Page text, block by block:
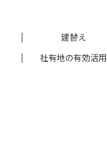
建替え
社有地の有効活用